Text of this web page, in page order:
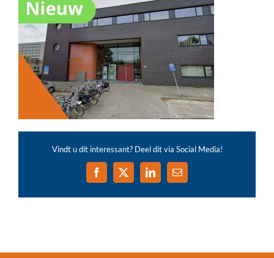
Vindt u dit interessant? Deel dit via Social Media!
Facebook
X LinkedIn
E-